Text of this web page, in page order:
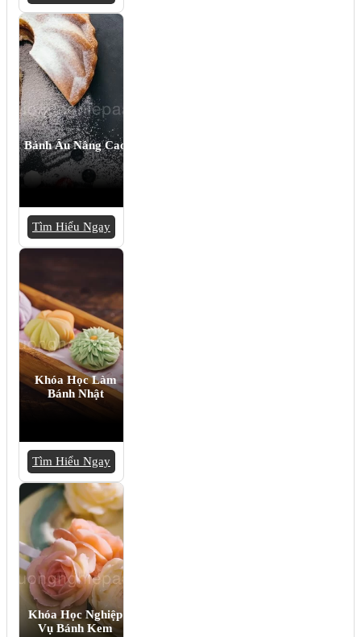
Bánh Âu Nâng Cao
Tìm Hiểu Ngay
Khóa Học Làm
Bánh Nhật
Tìm Hiểu Ngay
Khóa Học Nghiệp
Vụ Bánh Kem